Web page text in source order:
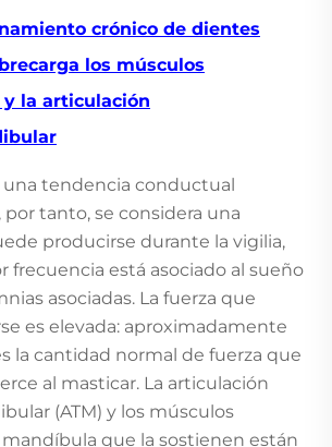
crónico de dientes
los músculos
la articulación
una tendencia conductual
tanto, se considera una
producirse durante la vigilia,
frecuencia está asociado al sueño
asociadas. La fuerza que
es elevada: aproximadamente
la cantidad normal de fuerza que
al masticar. La articulación
(ATM) y los músculos
mandíbula que la sostienen están